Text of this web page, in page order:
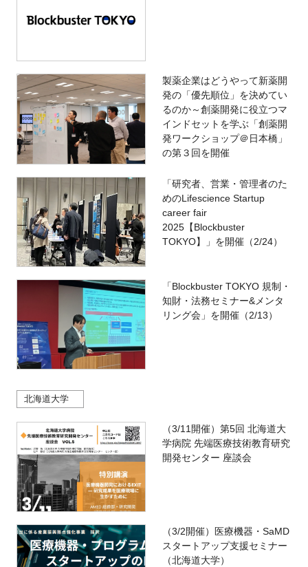
製薬企業はどうやって新薬開
発の「優先順位」を決めてい
るのか～創薬開発に役立つマ
インドセットを学ぶ「創薬開
発ワークショップ＠日本橋」
の第３回を開催
「研究者、営業・管理者のた
めのLifescience Startup
career fair
2025【Blockbuster
TOKYO】」を開催（2/24）
「Blockbuster TOKYO 規制・
知財・法務セミナー&メンタ
リング会」を開催（2/13）
北海道大学
（3/11開催）第5回 北海道大
学病院 先端医療技術教育研究
開発センター 座談会
（3/2開催）医療機器・SaMD
スタートアップ支援セミナー
（北海道大学）